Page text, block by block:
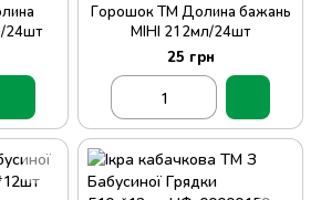
24шт
Горошок ТМ Долина бажань
МІНІ 212мл/24шт
25 грн